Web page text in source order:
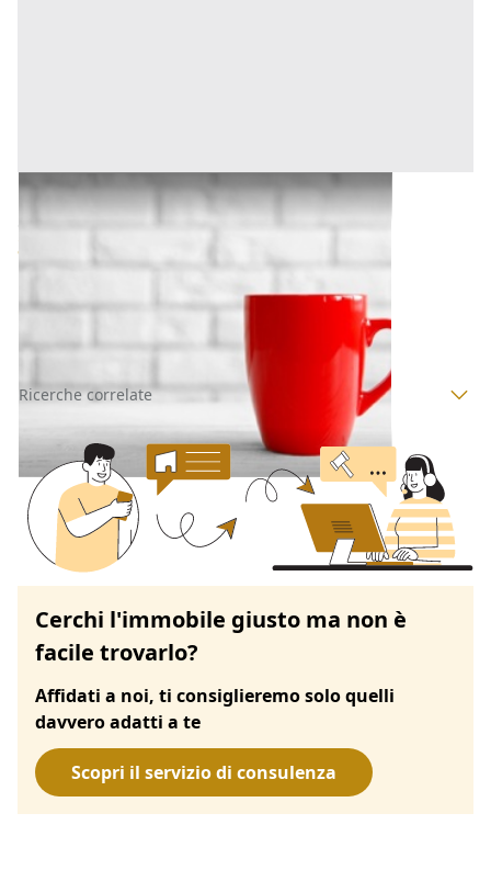
Bene Generico all'asta a Limena
Offerta minima
3.500 €
Codice asta:
c3592cd0
Ricerche correlate
Cerchi l'immobile giusto ma non è
facile trovarlo?
Affidati a noi, ti consiglieremo solo quelli
davvero adatti a te
Scopri il servizio di consulenza